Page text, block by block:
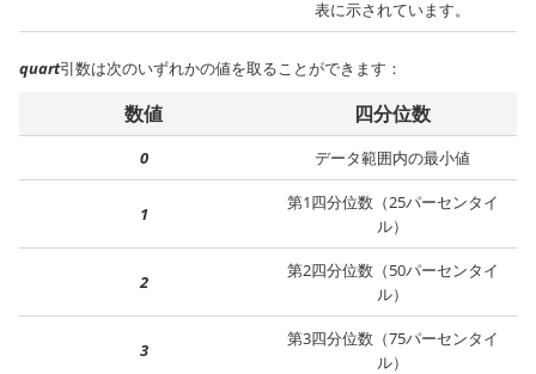
表に示されています。
quart引数は次のいずれかの値を取ることができます：
数値 四分位数
0 データ範囲内の最小値
1
第1四分位数（25パーセンタイ
ル）
2
第2四分位数（50パーセンタイ
ル）
3
第3四分位数（75パーセンタイ
ル）